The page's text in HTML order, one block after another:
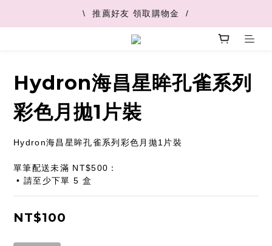
\  V+快速配最快45分鐘到  /
\  推薦好友 領取購物金  /
\  V+快速配最快45分鐘到  /
Hydron海昌星眸孔雀系列
彩色月拋1片裝
Hydron海昌星眸孔雀系列彩色月拋1片裝
單筆配送未滿 NT$500：
• 請至少下單 5 盒
NT$100